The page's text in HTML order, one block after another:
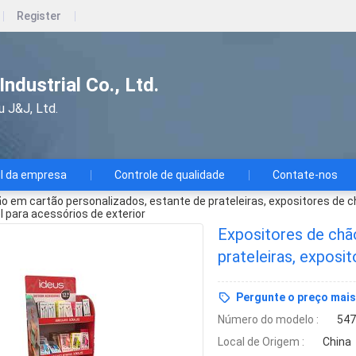
Register
Co., Ltd.
J&J, Ltd.
da empresa Controle de qualidade Contate-nos
em cartão personalizados, estante de prateleiras, expositores de
para acessórios de exterior
Expositores de
prateleiras,
prateleira de
acessórios de
Pergunte o preço
Número do modelo :
Local de Origem :
China